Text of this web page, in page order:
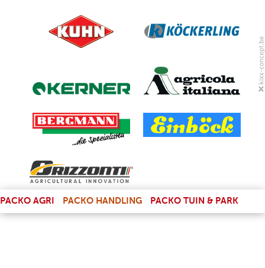
PACKO AGRI PACKO HANDLING PACKO TUIN & PARK